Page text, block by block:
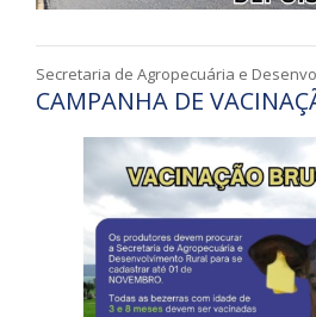
Secretaria de Agropecuária e
CAMPANHA DE